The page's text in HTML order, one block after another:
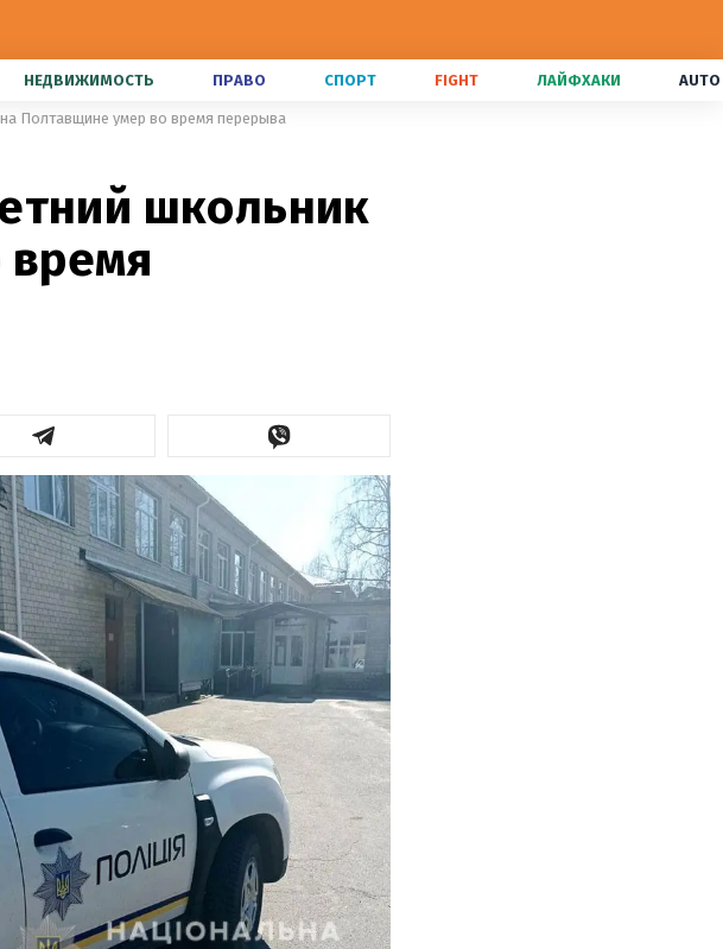
НЕДВИЖИМОСТЬ ПРАВО СПОРТ FIGHT ЛАЙФХАКИ AUTO
Полтавщине умер во время перерыва
школьник